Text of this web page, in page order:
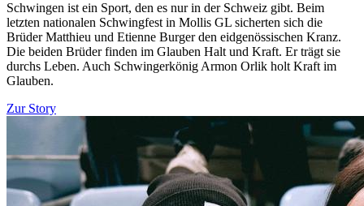
Schwingen ist ein Sport, den es nur in der Schweiz gibt. Beim
letzten nationalen Schwingfest in Mollis GL sicherten sich die
Brüder Matthieu und Etienne Burger den eidgenössischen Kranz.
Die beiden Brüder finden im Glauben Halt und Kraft. Er trägt sie
durchs Leben. Auch Schwingerkönig Armon Orlik holt Kraft im
Glauben.
Zur Story